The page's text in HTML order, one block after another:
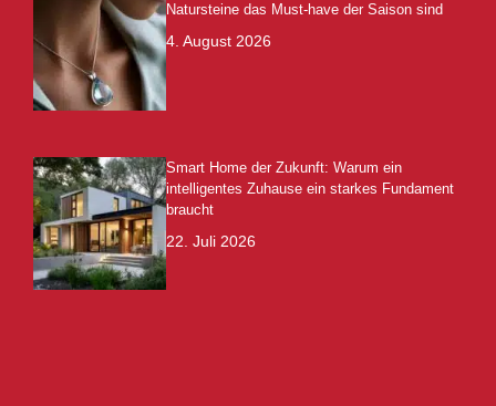
Natursteine das Must-have der Saison sind
4. August 2026
Smart Home der Zukunft: Warum ein
intelligentes Zuhause ein starkes Fundament
braucht
22. Juli 2026